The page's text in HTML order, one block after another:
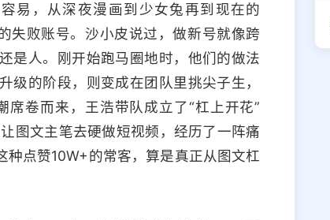
易，从深夜漫画到少女兔再到现在的
失败账号。沙小皮说过，做新号就像跨
是人。刚开始跑马圈地时，他们的做法
级的阶段，则变成在团队里挑尖子生，
卷而来，王浩带队成立了“杠上开花”
图文主笔去硬做短视频，经历了一阵痛
点赞10W+的常客，算是真正从图文杠